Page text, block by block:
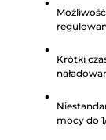
gwiazdek.
Recenzji
Krótki
mocy do